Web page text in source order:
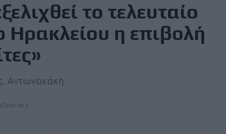
το τελευταίο
η επιβολή
Αντωνακάκη
σε 2'